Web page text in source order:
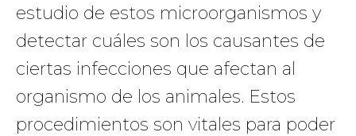
estudio de estos microorganismos y
detectar cuáles son los causantes de
ciertas infecciones que afectan al
organismo de los animales. Estos
procedimientos son vitales para poder